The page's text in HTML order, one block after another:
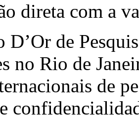
direta com a
D’Or de
no Rio de
de